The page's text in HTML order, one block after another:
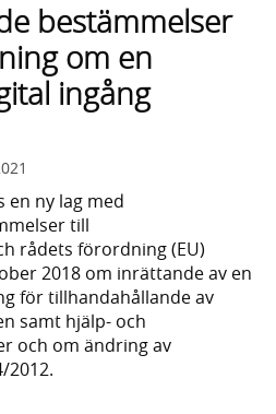
bestämmelser
om en
ingång
en ny lag med
till
rådets förordning (EU)
2018 om inrättande av en
för tillhandahållande av
samt hjälp- och
och om ändring av
2012.